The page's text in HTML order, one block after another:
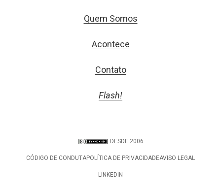
Quem Somos
Acontece
Contato
Flash!
DESDE 2006
CÓDIGO DE CONDUTAPOLÍTICA DE PRIVACIDADEAVISO LEGAL
LINKEDIN